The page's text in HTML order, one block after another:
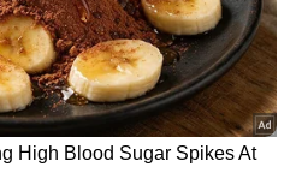
ഇടത്
ബന്ധം
ജോ